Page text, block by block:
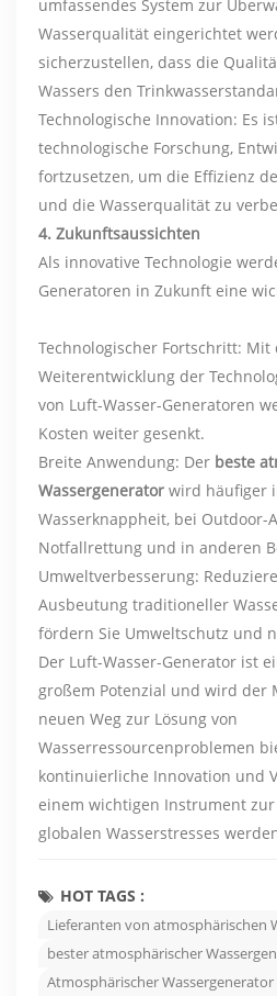
umfassendes System zur
Wasserqualität eingerichtet
sicherzustellen, dass die
Wassers den
Technologische Innovation: Es
technologische Forschung,
fortzusetzen, um die Effizienz
und die Wasserqualität zu
4. Zukunftsaussichten
Als innovative Technologie
Generatoren in Zukunft eine
Technologischer Fortschritt:
Weiterentwicklung der
von Luft-Wasser-Generatoren
Kosten weiter gesenkt.
Breite Anwendung: Der beste
Wassergenerator wird häufiger
Wasserknappheit, bei Outdoor-
Notfallrettung und in anderen
Umweltverbesserung:
Ausbeutung traditioneller
fördern Sie Umweltschutz und
Der Luft-Wasser-Generator ist
großem Potenzial und wird der
neuen Weg zur Lösung von
Wasserressourcenproblemen
kontinuierliche Innovation und
einem wichtigen Instrument
globalen Wasserstresses
HOT TAGS :
Lieferanten von atmosphärischen
bester atmosphärischer
Atmosphärischer